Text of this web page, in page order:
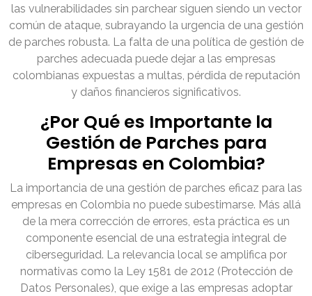
las vulnerabilidades sin parchear siguen siendo un vector
común de ataque, subrayando la urgencia de una gestión
de parches robusta. La falta de una política de gestión de
parches adecuada puede dejar a las empresas
colombianas expuestas a multas, pérdida de reputación
y daños financieros significativos.
¿Por Qué es Importante la
Gestión de Parches para
Empresas en Colombia?
La importancia de una gestión de parches eficaz para las
empresas en Colombia no puede subestimarse. Más allá
de la mera corrección de errores, esta práctica es un
componente esencial de una estrategia integral de
ciberseguridad. La relevancia local se amplifica por
normativas como la Ley 1581 de 2012 (Protección de
Datos Personales), que exige a las empresas adoptar